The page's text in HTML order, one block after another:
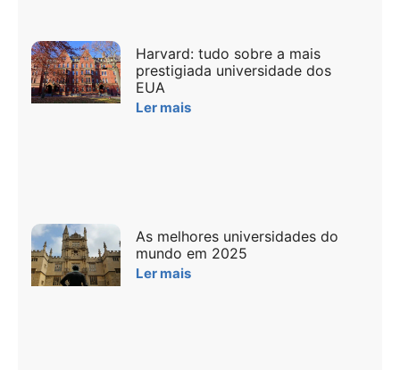
Harvard: tudo sobre a mais
prestigiada universidade dos
EUA
Ler mais
As melhores universidades do
mundo em 2025
Ler mais